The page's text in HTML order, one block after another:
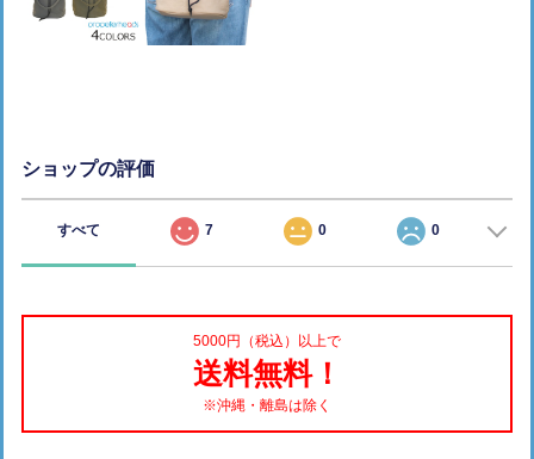
ショップの評価
すべて 7 0 0
5000円（税込）以上で
送料無料！
※沖縄・離島は除く